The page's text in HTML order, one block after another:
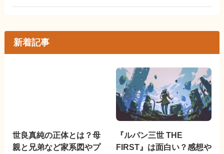
新着記事
世良真純の正体とは？母
親と兄弟など家系図やプ
『ルパン三世 THE
FIRST』は面白い？感想や